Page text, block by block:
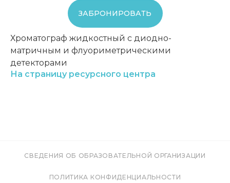
ЗАБРОНИРОВАТЬ
Хроматограф жидкостный с диодно-
матричным и флуориметрическими
детекторами
На страницу ресурсного центра
СВЕДЕНИЯ ОБ ОБРАЗОВАТЕЛЬНОЙ ОРГАНИЗАЦИИ
ПОЛИТИКА КОНФИДЕНЦИАЛЬНОСТИ